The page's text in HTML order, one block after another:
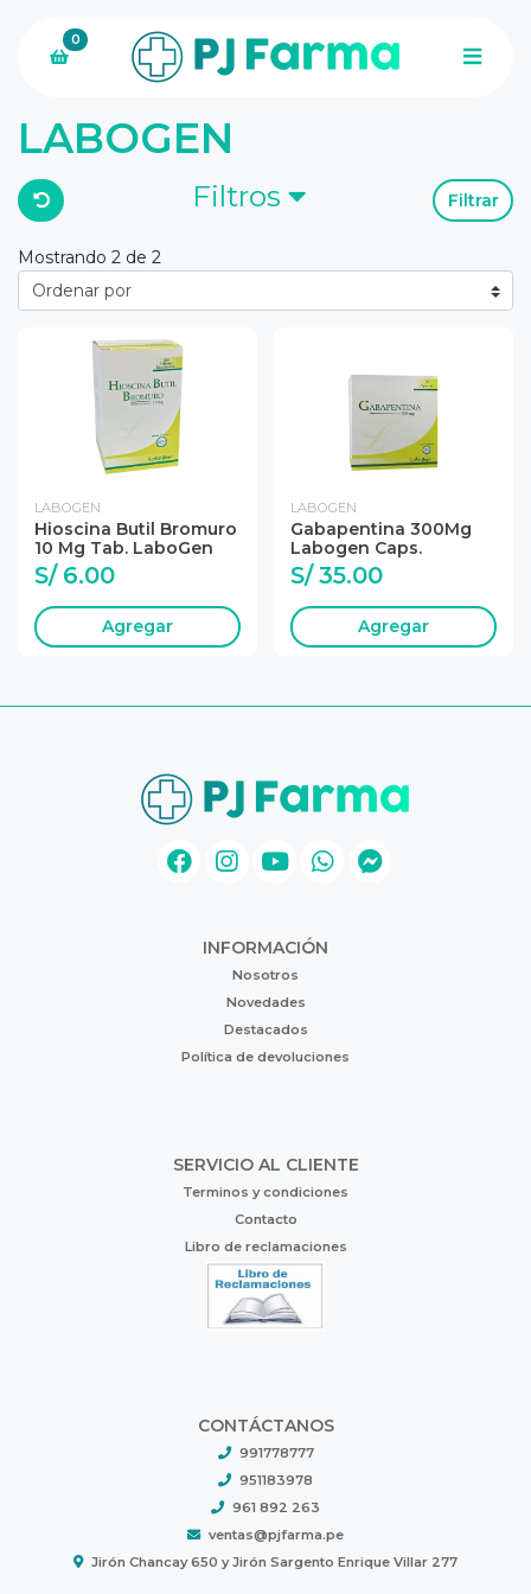
0
LABOGEN
Filtros Filtrar
Mostrando 2 de 2
LABOGEN
Hioscina Butil Bromuro
10 Mg Tab. LaboGen
S/ 6.00
Agregar
LABOGEN
Gabapentina 300Mg
Labogen Caps.
S/ 35.00
Agregar
INFORMACIÓN
Nosotros
Novedades
Destacados
Política de devoluciones
SERVICIO AL CLIENTE
Terminos y condiciones
Contacto
Libro de reclamaciones
CONTÁCTANOS
991778777
951183978
961 892 263
ventas@pjfarma.pe
Jirón Chancay 650 y Jirón Sargento Enrique Villar 277